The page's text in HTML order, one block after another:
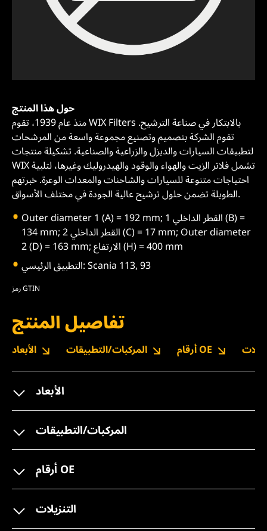
حول هذا المنتج
منذ عام 1939، تقوم WIX Filters بالابتكار في صناعة الترشيح.
تقوم الشركة بتصميم وتصنيع مجموعة واسعة من المرشحات
لتطبيقات السيارات والديزل والزراعية والصناعية. تشكيلة منتجات
WIX تشمل فلاتر الزيت والهواء والوقود والهيدروليك وغيرها، لتلبية
احتياجات متنوعة للسيارات والشاحنات والمعدات الوعرة. خبرتهم
الطويلة تضمن حلول ترشيح عالية الجودة في مختلف الأسواق.
Outer diameter 1 (A) = 192 mm; القطر الداخلي 1 (B) =
134 mm; القطر الداخلي 2 (C) = 17 mm; Outer diameter
2 (D) = 163 mm; الارتفاع (H) = 400 mm
التطبيق الرئيسي: Scania 113, 93
رمز GTIN
تفاصيل المنتج
الأبعاد المركبات/التطبيقات أرقام OE
الأبعاد
المركبات/التطبيقات
أرقام OE
التنزيلات